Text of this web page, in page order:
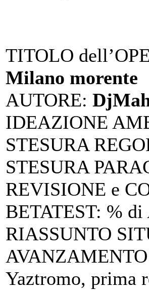
TITOLO
Milano morente
AUTORE:
IDEAZIONE
STESURA
STESURA
REVISIONE e
BETATEST: % di
RIASSUNTO
Yaztromo, prima